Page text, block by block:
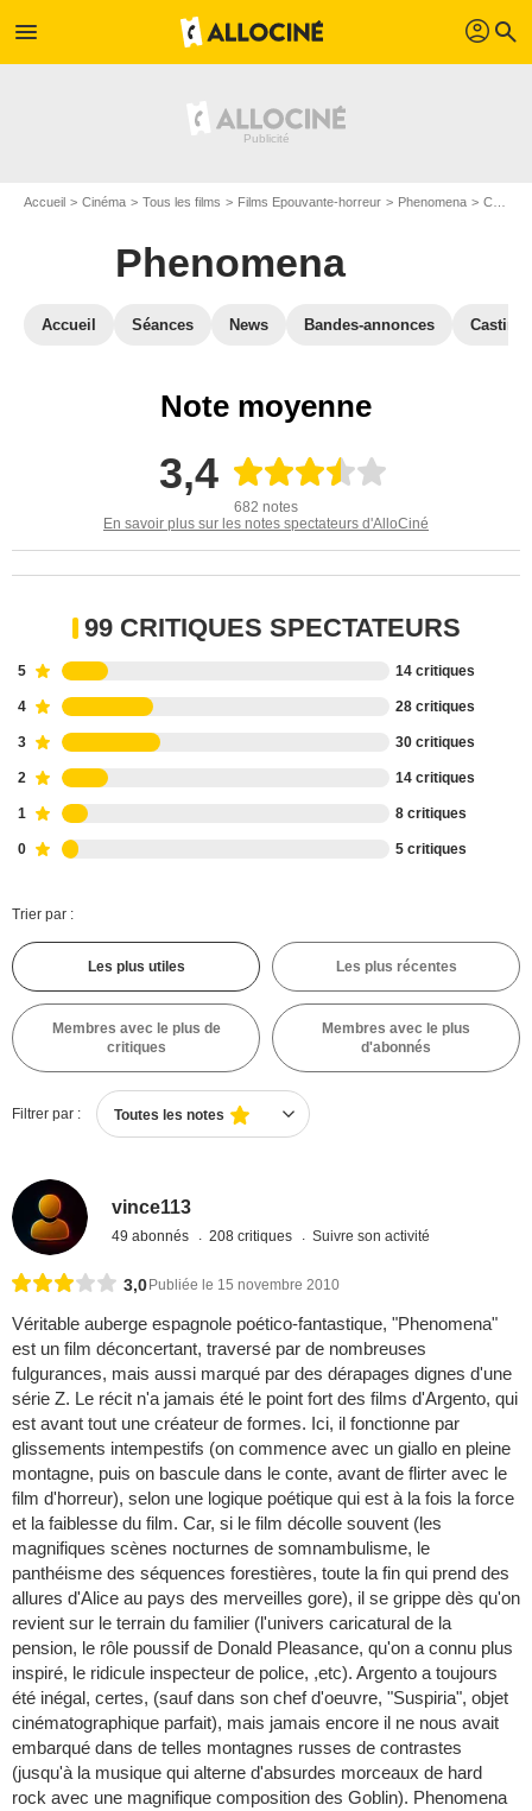
menu profil search
Accueil Cinéma Tous les films Films Epouvante-horreur Phenomena Critiques Phenomena
Phenomena
Accueil Séances News Bandes-annonces Casting
Note moyenne
3,4
682 notes
En savoir plus sur les notes spectateurs d'AlloCiné
99 CRITIQUES SPECTATEURS
5 14 critiques
4 28 critiques
3 30 critiques
2 14 critiques
1 8 critiques
0 5 critiques
Trier par :
Les plus utiles Les plus récentes
Membres avec le plus de
critiques
Membres avec le plus
d'abonnés
Filtrer par : Toutes les notes
vince113
49 abonnés 208 critiques Suivre son activité
3,0 Publiée le 15 novembre 2010
Véritable auberge espagnole poético-fantastique, "Phenomena"
est un film déconcertant, traversé par de nombreuses
fulgurances, mais aussi marqué par des dérapages dignes d'une
série Z. Le récit n'a jamais été le point fort des films d'Argento, qui
est avant tout une créateur de formes. Ici, il fonctionne par
glissements intempestifs (on commence avec un giallo en pleine
montagne, puis on bascule dans le conte, avant de flirter avec le
film d'horreur), selon une logique poétique qui est à la fois la force
et la faiblesse du film. Car, si le film décolle souvent (les
magnifiques scènes nocturnes de somnambulisme, le
panthéisme des séquences forestières, toute la fin qui prend des
allures d'Alice au pays des merveilles gore), il se grippe dès qu'on
revient sur le terrain du familier (l'univers caricatural de la
pension, le rôle poussif de Donald Pleasance, qu'on a connu plus
inspiré, le ridicule inspecteur de police, ,etc). Argento a toujours
été inégal, certes, (sauf dans son chef d'oeuvre, "Suspiria", objet
cinématographique parfait), mais jamais encore il ne nous avait
embarqué dans de telles montagnes russes de contrastes
(jusqu'à la musique qui alterne d'absurdes morceaux de hard
rock avec une magnifique composition des Goblin). Phenomena